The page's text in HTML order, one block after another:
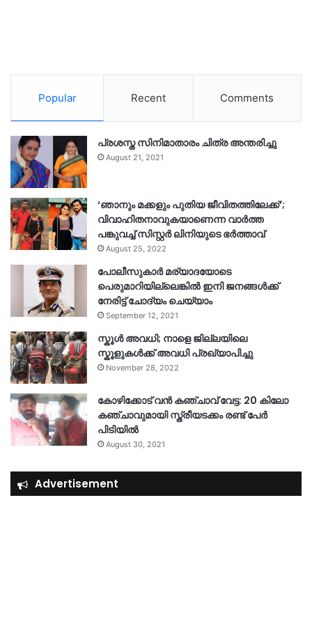
Popular Recent Comments
പ്രശസ്ത സിനിമാതാരം ചിത്ര അന്തരിച്ചു
August 21, 2021
‘ഞാനും മക്കളും പുതിയ ജീവിതത്തിലേക്ക്’;
വിവാഹിതനാവുകയാണെന്ന വാർത്ത
പങ്കുവച്ച് സിസ്റ്റർ ലിനിയുടെ ഭർത്താവ്
August 25, 2022
പോലീസുകാര്‍ മര്യാദയോടെ
പെരുമാറിയില്ലെങ്കില്‍ ഇനി ജനങ്ങള്‍ക്ക്
നേരിട്ട് ചോദ്യം ചെയ്യാം
September 12, 2021
സ്കൂൾ അവധി; നാളെ ജില്ലയിലെ
സ്കൂളുകൾക്ക് അവധി പ്രഖ്യാപിച്ചു
November 28, 2022
കോഴിക്കോട് വൻ കഞ്ചാവ് വേട്ട: 20 കിലോ
കഞ്ചാവുമായി സ്ത്രീയടക്കം രണ്ട് പേർ
പിടിയിൽ
August 30, 2021
Advertisement